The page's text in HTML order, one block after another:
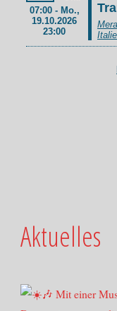
Aktuelles